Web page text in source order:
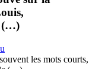
(…)
les mots courts,